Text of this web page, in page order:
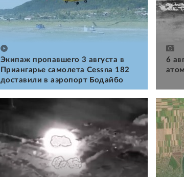
Экипаж пропавшего 3 августа в
Приангарье самолета Cessna 182
доставили в аэропорт Бодайбо
6